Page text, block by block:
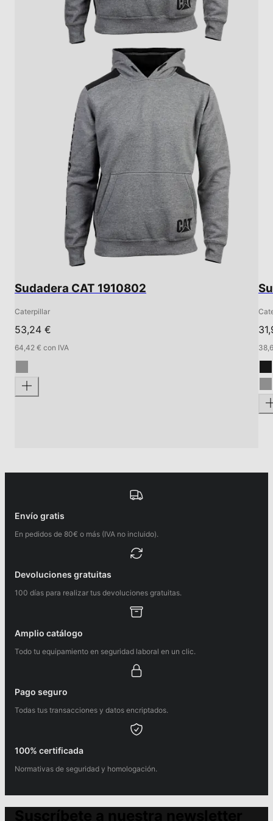
Sudadera CAT 1910802
Caterpillar
53,24 €
64,42 € con IVA
Envío gratis
En pedidos de 80€ o más (IVA no incluido).
Devoluciones gratuitas
100 días para realizar tus devoluciones gratuitas.
Amplio catálogo
Todo tu equipamiento en seguridad laboral en un clic.
Pago seguro
Todas tus transacciones y datos encriptados.
100% certificada
Normativas de seguridad y homologación.